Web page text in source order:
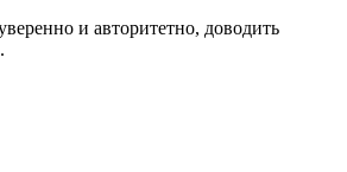
и авторитетно, доводить